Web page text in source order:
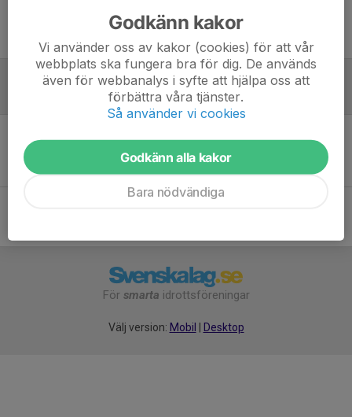
Endast kallade kunde anmäla sig till aktiviteten. 17 personer var kallade.
Inget referat skrivet
För smarta idrottsföreningar
Välj version: Mobil Desktop
Godkänn kakor
Vi använder oss av kakor (cookies) för att vår
webbplats ska fungera bra för dig. De används
även för webbanalys i syfte att hjälpa oss att
förbättra våra tjänster.
Så använder vi cookies
Godkänn alla kakor
Bara nödvändiga